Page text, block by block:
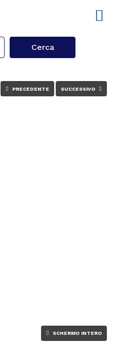
Cerca
PRECEDENTE SUCCESSIVO
SCHERMO INTERO